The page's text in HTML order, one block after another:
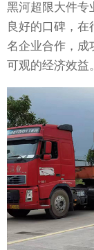
黑河超限大件专
良好的口碑，
名企业合作，成
可观的经济效益。